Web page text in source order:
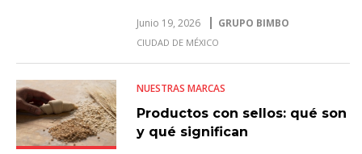
Junio 19, 2026 GRUPO BIMBO
CIUDAD DE MÉXICO
NUESTRAS MARCAS
Productos con sellos: qué son
y qué significan